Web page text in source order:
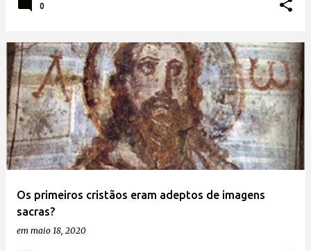
0
Os primeiros cristãos eram adeptos de imagens
sacras?
em maio 18, 2020